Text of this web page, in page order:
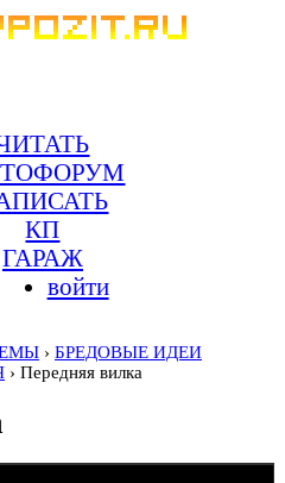
КП
ГАРАЖ
› БРЕДОВЫЕ ИДЕИ
› Передняя вилка
войти